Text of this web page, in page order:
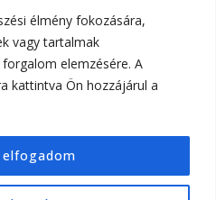
élmény fokozására,
vagy tartalmak
elemzésére. A
kattintva Ön hozzájárul a
Online
| FejlesztetteBlossom
WordPress